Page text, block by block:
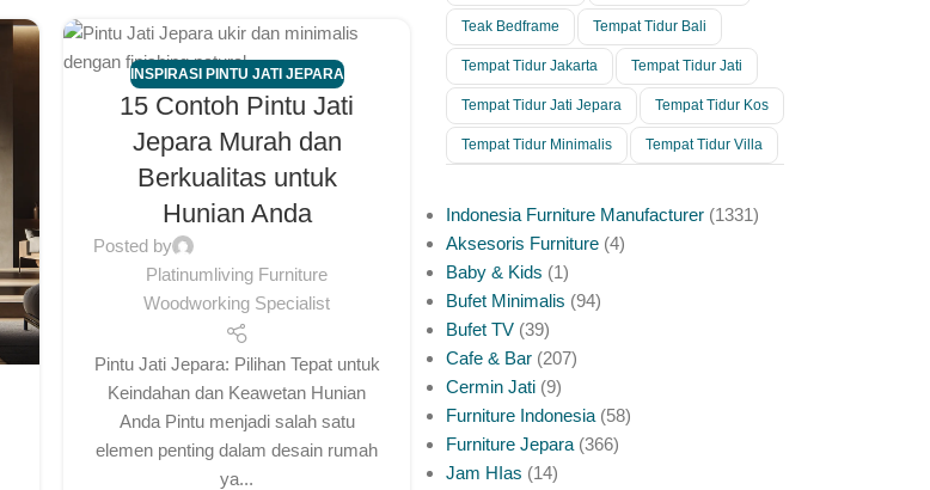
INSPIRASI PINTU JATI JEPARA
15 Contoh Pintu Jati
Jepara Murah dan
Berkualitas untuk
Hunian Anda
Posted by
Platinumliving Furniture
Woodworking Specialist
Pintu Jati Jepara: Pilihan Tepat untuk
Keindahan dan Keawetan Hunian
Anda Pintu menjadi salah satu
elemen penting dalam desain rumah
ya...
Teak Bedframe Tempat Tidur Bali
Tempat Tidur Jakarta Tempat Tidur Jati
Tempat Tidur Jati Jepara Tempat Tidur Kos
Tempat Tidur Minimalis Tempat Tidur Villa
Indonesia Furniture Manufacturer 1331
Aksesoris Furniture 4
Baby & Kids 1
Bufet Minimalis 94
Bufet TV 39
Cafe & Bar 207
Cermin Jati 9
Furniture Indonesia 58
Furniture Jepara 366
Jam HIas 14